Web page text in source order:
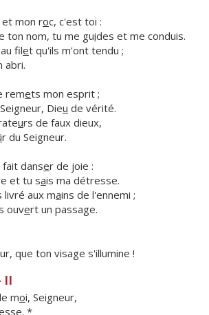
mon roc, c'est toi :
ton nom, tu me guides et me conduis.
filet qu'ils m'ont tendu ;
abri.
remets mon esprit ;
Dieu de vérité.
urs de faux dieux,
r du Seigneur.
danser de joie :
et tu sais ma détresse.
livré aux mains de l'ennemi ;
ouvert un passage.
que ton visage s'illumine !
II
moi, Seigneur,
*